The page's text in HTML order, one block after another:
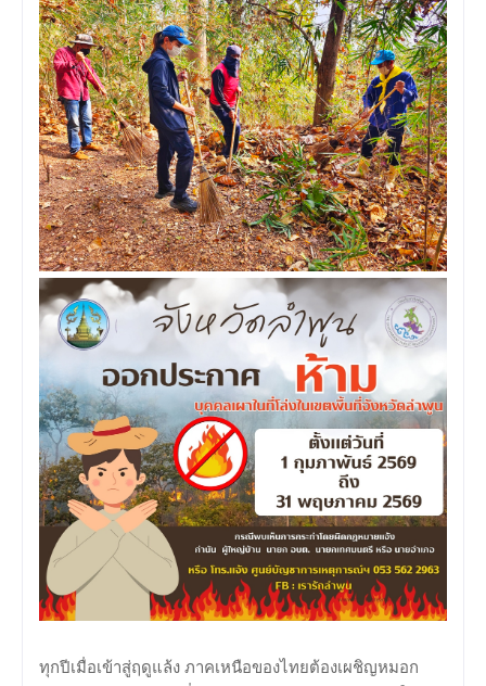
ทุกปีเมื่อเข้าสู่ฤดูแล้ง ภาคเหนือของไทยต้องเผชิญหมอก